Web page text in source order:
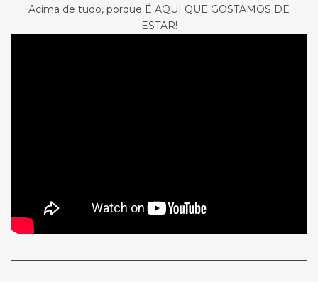
Acima de tudo, porque É AQUI QUE GOSTAMOS DE
ESTAR!